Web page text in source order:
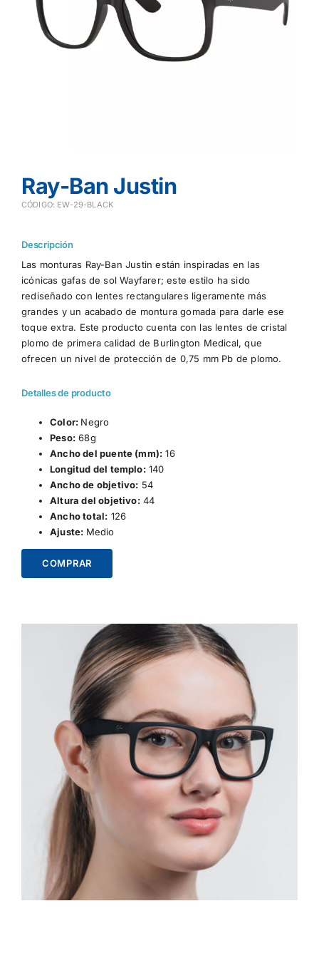
Ray-Ban Justin
CÓDIGO: EW-29-BLACK
Descripción
Las monturas Ray-Ban Justin están inspiradas en las
icónicas gafas de sol Wayfarer; este estilo ha sido
rediseñado con lentes rectangulares ligeramente más
grandes y un acabado de montura gomada para darle ese
toque extra. Este producto cuenta con las lentes de cristal
plomo de primera calidad de Burlington Medical, que
ofrecen un nivel de protección de 0,75 mm Pb de plomo.
Detalles de producto
Color: Negro
Peso:68g
Ancho del puente (mm): 16
Longitud del templo:140
Ancho de objetivo: 54
Altura del objetivo:44
Ancho total: 126
Ajuste: Medio
COMPRAR